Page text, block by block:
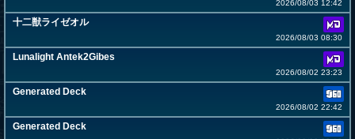
2026/08/03 12:42
十二獣ライゼオル
2026/08/03 08:30
Lunalight Antek2Gibes
2026/08/02 23:23
Generated Deck
2026/08/02 22:42
Generated Deck